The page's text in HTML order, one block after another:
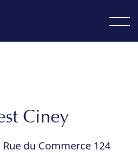
Ciney
Rue du Commerce 124